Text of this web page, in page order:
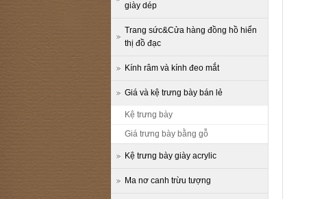
giày dép
Trang sức&Cửa hàng đồng hồ hiển
thị đồ đạc
Kính râm và kính đeo mắt
Giá và kệ trưng bày bán lẻ
Kệ trưng bày
Giá trưng bày bằng gỗ
Kệ trưng bày giày acrylic
Ma nơ canh trừu tượng